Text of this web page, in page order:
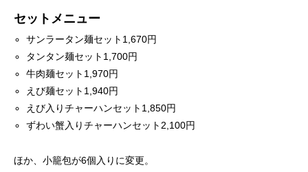
セットメニュー
サンラータン麺セット1,670円
タンタン麺セット1,700円
牛肉麺セット1,970円
えび麺セット1,940円
えび入りチャーハンセット1,850円
ずわい蟹入りチャーハンセット2,100円
ほか、小籠包が6個入りに変更。